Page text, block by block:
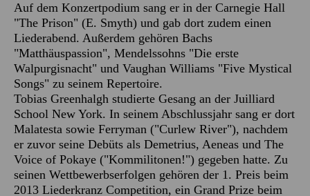
Auf dem Konzertpodium sang er in der Carnegie Hall
"The Prison" (E. Smyth) und gab dort zudem einen
Liederabend. Außerdem gehören Bachs
"Matthäuspassion", Mendelssohns "Die erste
Walpurgisnacht" und Vaughan Williams "Five Mystical
Songs" zu seinem Repertoire.
Tobias Greenhalgh studierte Gesang an der Juilliard
School New York. In seinem Abschlussjahr sang er dort
Malatesta sowie Ferryman ("Curlew River"), nachdem
er zuvor seine Debüts als Demetrius, Aeneas und The
Voice of Pokaye ("Kommilitonen!") gegeben hatte. Zu
seinen Wettbewerbserfolgen gehören der 1. Preis beim
2013 Liederkranz Competition, ein Grand Prize beim